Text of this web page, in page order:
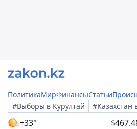
ПолитикаМирФинансыСтатьи
#Выборы в Курултай
#Казахстан
+33° $